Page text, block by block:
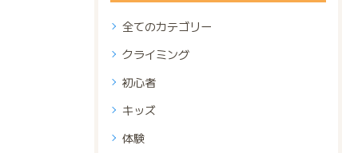
全てのカテゴリー
クライミング
初心者
キッズ
体験